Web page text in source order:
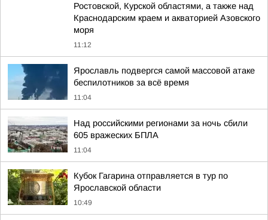
Ростовской, Курской областями, а также над
Краснодарским краем и акваторией Азовского
моря
11:12
Ярославль подвергся самой массовой атаке
беспилотников за всё время
11:04
Над российскими регионами за ночь сбили
605 вражеских БПЛА
11:04
Кубок Гагарина отправляется в тур по
Ярославской области
10:49